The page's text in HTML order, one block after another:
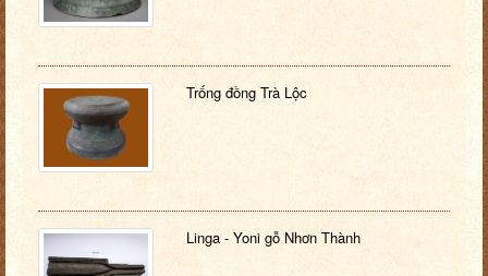
Trống đồng Trà Lộc
Linga - Yoni gỗ Nhơn Thành